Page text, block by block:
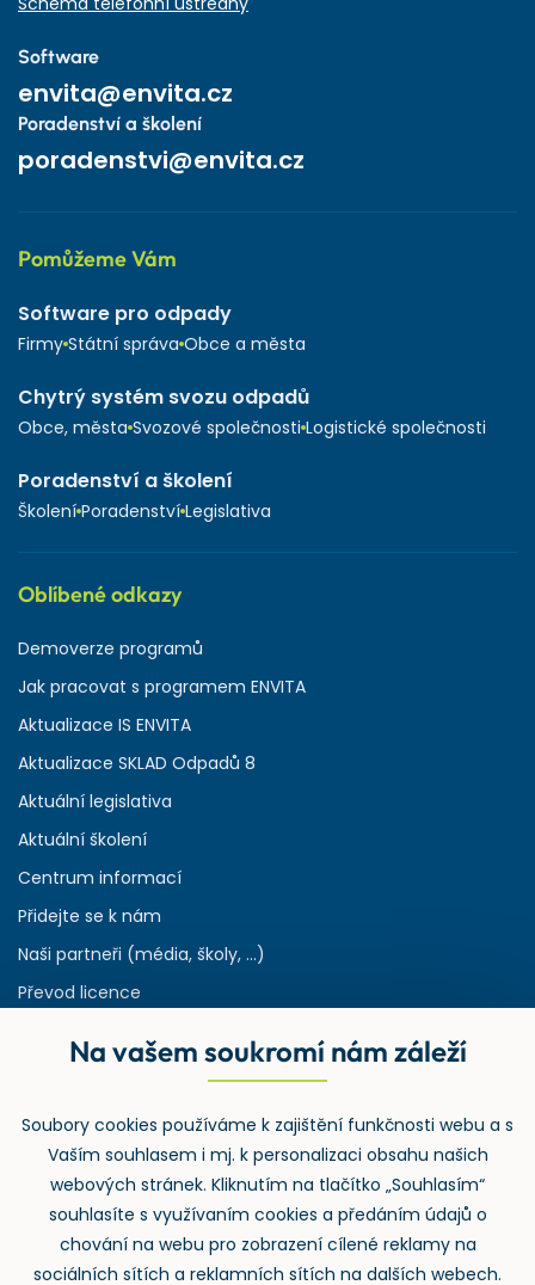
Software
envita@envita.cz
Poradenství a školení
poradenstvi@envita.cz
Pomůžeme Vám
Software pro odpady
Firmy Státní správa Obce a města
Chytrý systém svozu odpadů
Obce, města Svozové společnosti Logistické společnosti
Poradenství a školení
Školení Poradenství Legislativa
Oblíbené odkazy
Demoverze programů
Jak pracovat s programem ENVITA
Aktualizace IS ENVITA
Aktualizace SKLAD Odpadů 8
Aktuální legislativa
Aktuální školení
Centrum informací
Přidejte se k nám
Naši partneři (média, školy, ...)
Převod licence
Rejstřík používaných zkratek v odpadech
Zpětný odběr
Na vašem soukromí nám záleží
Soubory cookies používáme k zajištění funkčnosti webu a s
Vaším souhlasem i mj. k personalizaci obsahu našich
webových stránek. Kliknutím na tlačítko „Souhlasím“
souhlasíte s využívaním cookies a předáním údajů o
chování na webu pro zobrazení cílené reklamy na
sociálních sítích a reklamních sítích na dalších webech.